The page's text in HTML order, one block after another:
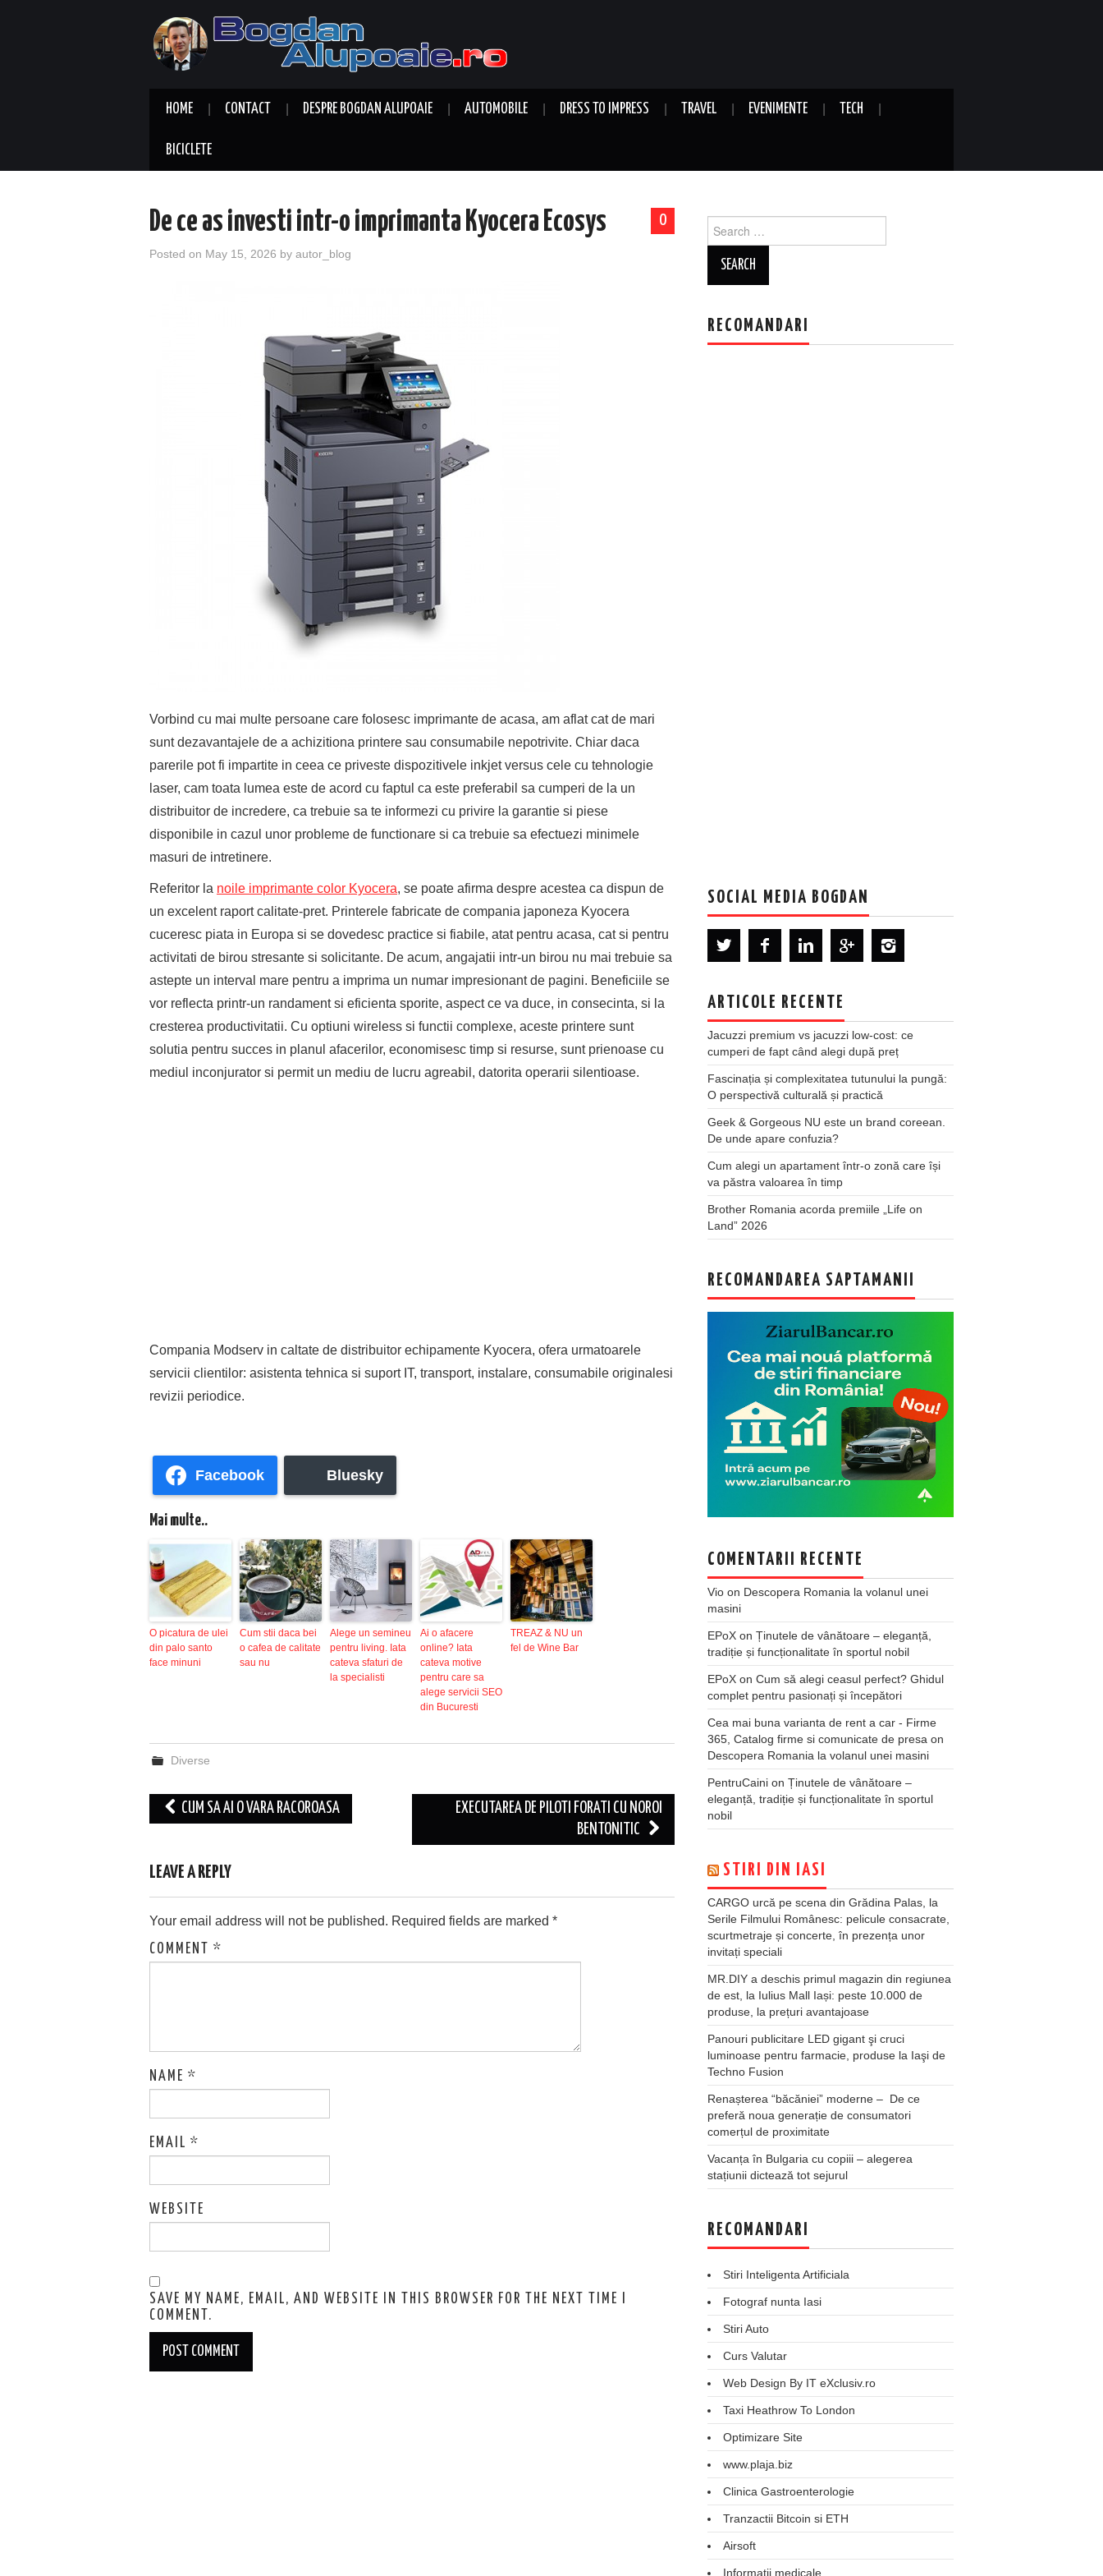
HOME CONTACT DESPRE BOGDAN ALUPOAIE AUTOMOBILE DRESS TO IMPRESS TRAVEL EVENIMENTE TECH
BICICLETE
0
De ce as investi intr-o imprimanta Kyocera Ecosys
Posted on May 15, 2026 by autor_blog
Vorbind cu mai multe persoane care folosesc imprimante de acasa, am aflat cat de mari
sunt dezavantajele de a achizitiona printere sau consumabile nepotrivite. Chiar daca
parerile pot fi impartite in ceea ce priveste dispozitivele inkjet versus cele cu tehnologie
laser, cam toata lumea este de acord cu faptul ca este preferabil sa cumperi de la un
distribuitor de incredere, ca trebuie sa te informezi cu privire la garantie si piese
disponibile in cazul unor probleme de functionare si ca trebuie sa efectuezi minimele
masuri de intretinere.
Referitor la noile imprimante color Kyocera, se poate afirma despre acestea ca dispun de
un excelent raport calitate-pret. Printerele fabricate de compania japoneza Kyocera
cuceresc piata in Europa si se dovedesc practice si fiabile, atat pentru acasa, cat si pentru
activitati de birou stresante si solicitante. De acum, angajatii intr-un birou nu mai trebuie sa
astepte un interval mare pentru a imprima un numar impresionant de pagini. Beneficiile se
vor reflecta printr-un randament si eficienta sporite, aspect ce va duce, in consecinta, si la
cresterea productivitatii. Cu optiuni wireless si functii complexe, aceste printere sunt
solutia pentru succes in planul afacerilor, economisesc timp si resurse, sunt prienoase cu
mediul inconjurator si permit un mediu de lucru agreabil, datorita operarii silentioase.
Compania Modserv in caltate de distribuitor echipamente Kyocera, ofera urmatoarele
servicii clientilor: asistenta tehnica si suport IT, transport, instalare, consumabile originalesi
revizii periodice.
Facebook Bluesky
Mai multe..
O picatura de ulei
din palo santo
face minuni
Cum stii daca bei
o cafea de calitate
sau nu
Alege un semineu
pentru living. Iata
cateva sfaturi de
la specialisti
Ai o afacere
online? Iata
cateva motive
pentru care sa
alege servicii SEO
din Bucuresti
TREAZ & NU un
fel de Wine Bar
Diverse
Post
navigation
CUM SA AI O VARA RACOROASA
EXECUTAREA DE PILOTI FORATI CU NOROI
BENTONITIC
LEAVE A REPLY
Your email address will not be published. Required fields are marked *
COMMENT *
NAME *
EMAIL *
WEBSITE
SAVE MY NAME, EMAIL, AND WEBSITE IN THIS BROWSER FOR THE NEXT TIME I
COMMENT.
for:
RECOMANDARI
SOCIAL MEDIA BOGDAN
ARTICOLE RECENTE
Jacuzzi premium vs jacuzzi low-cost: ce
cumperi de fapt când alegi după preț
Fascinația și complexitatea tutunului la pungă:
O perspectivă culturală și practică
Geek & Gorgeous NU este un brand coreean.
De unde apare confuzia?
Cum alegi un apartament într-o zonă care își
va păstra valoarea în timp
Brother Romania acorda premiile „Life on
Land” 2026
RECOMANDAREA SAPTAMANII
COMENTARII RECENTE
Vio on Descopera Romania la volanul unei
masini
EPoX on Ținutele de vânătoare – eleganță,
tradiție și funcționalitate în sportul nobil
EPoX on Cum să alegi ceasul perfect? Ghidul
complet pentru pasionați și începători
Cea mai buna varianta de rent a car - Firme
365, Catalog firme si comunicate de presa on
Descopera Romania la volanul unei masini
PentruCaini on Ținutele de vânătoare –
eleganță, tradiție și funcționalitate în sportul
nobil
STIRI DIN IASI
CARGO urcă pe scena din Grădina Palas, la
Serile Filmului Românesc: pelicule consacrate,
scurtmetraje și concerte, în prezența unor
invitați speciali
MR.DIY a deschis primul magazin din regiunea
de est, la Iulius Mall Iași: peste 10.000 de
produse, la prețuri avantajoase
Panouri publicitare LED gigant şi cruci
luminoase pentru farmacie, produse la Iaşi de
Techno Fusion
Renașterea “băcăniei” moderne – De ce
preferă noua generație de consumatori
comerțul de proximitate
Vacanța în Bulgaria cu copiii – alegerea
stațiunii dictează tot sejurul
RECOMANDARI
Stiri Inteligenta Artificiala
Fotograf nunta Iasi
Stiri Auto
Curs Valutar
Web Design By IT eXclusiv.ro
Taxi Heathrow To London
Optimizare Site
www.plaja.biz
Clinica Gastroenterologie
Tranzactii Bitcoin si ETH
Airsoft
Informatii medicale